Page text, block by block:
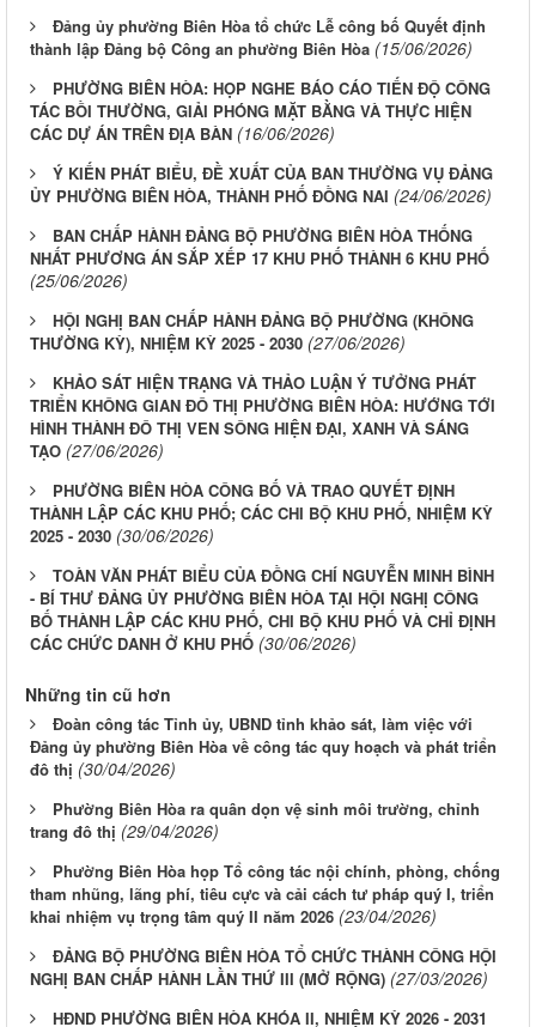
Đảng ủy phường Biên Hòa tổ chức Lễ công bố Quyết định
thành lập Đảng bộ Công an phường Biên Hòa (15/06/2026)
PHƯỜNG BIÊN HÒA: HỌP NGHE BÁO CÁO TIẾN ĐỘ CÔNG
TÁC BỒI THƯỜNG, GIẢI PHÓNG MẶT BẰNG VÀ THỰC HIỆN
CÁC DỰ ÁN TRÊN ĐỊA BÀN (16/06/2026)
Ý KIẾN PHÁT BIỂU, ĐỀ XUẤT CỦA BAN THƯỜNG VỤ ĐẢNG
ỦY PHƯỜNG BIÊN HÒA, THÀNH PHỐ ĐỒNG NAI (24/06/2026)
BAN CHẤP HÀNH ĐẢNG BỘ PHƯỜNG BIÊN HÒA THỐNG
NHẤT PHƯƠNG ÁN SẮP XẾP 17 KHU PHỐ THÀNH 6 KHU PHỐ
(25/06/2026)
HỘI NGHỊ BAN CHẤP HÀNH ĐẢNG BỘ PHƯỜNG (KHÔNG
THƯỜNG KỲ), NHIỆM KỲ 2025 - 2030 (27/06/2026)
KHẢO SÁT HIỆN TRẠNG VÀ THẢO LUẬN Ý TƯỞNG PHÁT
TRIỂN KHÔNG GIAN ĐÔ THỊ PHƯỜNG BIÊN HÒA: HƯỚNG TỚI
HÌNH THÀNH ĐÔ THỊ VEN SÔNG HIỆN ĐẠI, XANH VÀ SÁNG
TẠO (27/06/2026)
PHƯỜNG BIÊN HÒA CÔNG BỐ VÀ TRAO QUYẾT ĐỊNH
THÀNH LẬP CÁC KHU PHỐ; CÁC CHI BỘ KHU PHỐ, NHIỆM KỲ
2025 - 2030 (30/06/2026)
TOÀN VĂN PHÁT BIỂU CỦA ĐỒNG CHÍ NGUYỄN MINH BÌNH
- BÍ THƯ ĐẢNG ỦY PHƯỜNG BIÊN HÒA TẠI HỘI NGHỊ CÔNG
BỐ THÀNH LẬP CÁC KHU PHỐ, CHI BỘ KHU PHỐ VÀ CHỈ ĐỊNH
CÁC CHỨC DANH Ở KHU PHỐ (30/06/2026)
Những tin cũ hơn
Đoàn công tác Tỉnh ủy, UBND tỉnh khảo sát, làm việc với
Đảng ủy phường Biên Hòa về công tác quy hoạch và phát triển
đô thị (30/04/2026)
Phường Biên Hòa ra quân dọn vệ sinh môi trường, chỉnh
trang đô thị (29/04/2026)
Phường Biên Hòa họp Tổ công tác nội chính, phòng, chống
tham nhũng, lãng phí, tiêu cực và cải cách tư pháp quý I, triển
khai nhiệm vụ trọng tâm quý II năm 2026 (23/04/2026)
ĐẢNG BỘ PHƯỜNG BIÊN HÒA TỔ CHỨC THÀNH CÔNG HỘI
NGHỊ BAN CHẤP HÀNH LẦN THỨ III (MỞ RỘNG) (27/03/2026)
HĐND PHƯỜNG BIÊN HÒA KHÓA II, NHIỆM KỲ 2026 - 2031